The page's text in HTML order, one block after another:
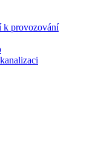
k provozování